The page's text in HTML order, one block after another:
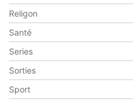
Religon
Santé
Series
Sorties
Sport